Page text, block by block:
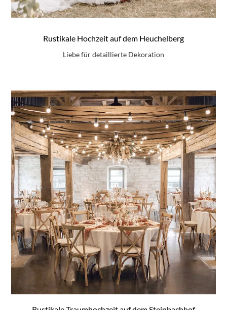
Rustikale Hochzeit auf dem Heuchelberg
Liebe für detaillierte Dekoration